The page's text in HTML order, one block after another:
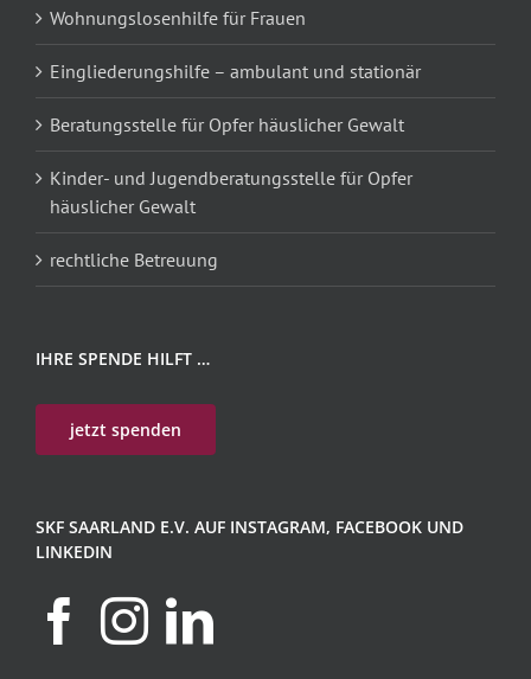
Wohnungslosenhilfe für Frauen
Eingliederungshilfe – ambulant und stationär
Beratungsstelle für Opfer häuslicher Gewalt
Kinder- und Jugendberatungsstelle für Opfer
häuslicher Gewalt
rechtliche Betreuung
IHRE SPENDE HILFT …
jetzt spenden
SKF SAARLAND E.V. AUF INSTAGRAM, FACEBOOK UND
LINKEDIN